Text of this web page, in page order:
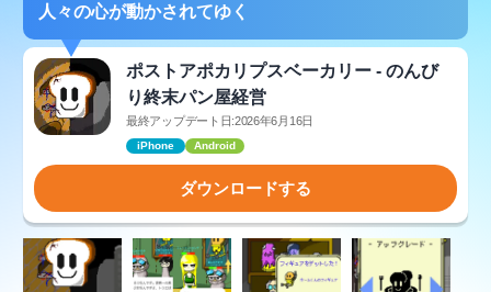
人々の心が動かされてゆく
ポストアポカリプスベーカリー - のんび
り終末パン屋経営
最終アップデート日:2026年6月16日
iPhone Android
ダウンロードする